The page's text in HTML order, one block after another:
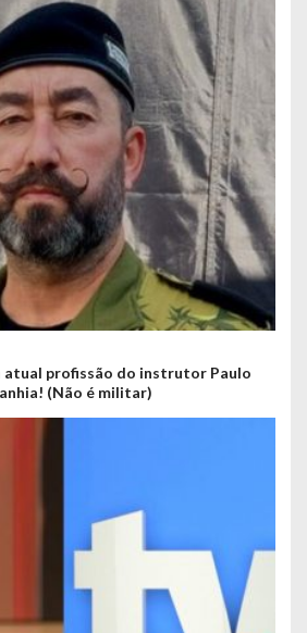
atual profissão do instrutor Paulo
(Não é militar)